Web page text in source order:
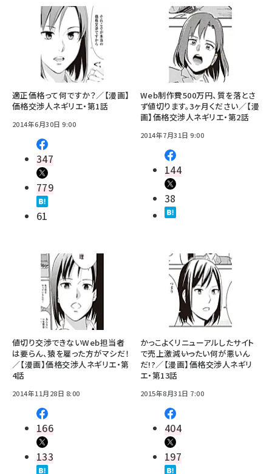
適正価格って何ですか？／【漫画】
価格交渉人ネギリエ・第1話
2014年6月30日 9:00
347
779
61
Web制作費500万円、質を落とさ
ず値切ります。3ヶ月ください／【漫
画】価格交渉人ネギリエ・第2話
2014年7月31日 9:00
144
38
値切り交渉できないWeb担当者
は要らん、猿を雇った方がマシだ！
／【漫画】価格交渉人ネギリエ・第
4話
2014年11月28日 8:00
166
133
かっこよくリニューアルしたサイト
で売上激減――いったい何が悪いん
だ!?／【漫画】価格交渉人ネギリ
エ・第13話
2015年8月31日 7:00
404
197